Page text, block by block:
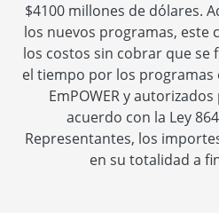
$4100 millones de dólares.
los nuevos programas, este
los costos sin cobrar que se
el tiempo por los
EmPOWER y
acuerdo con la Ley
Representantes, los
en su totalidad a